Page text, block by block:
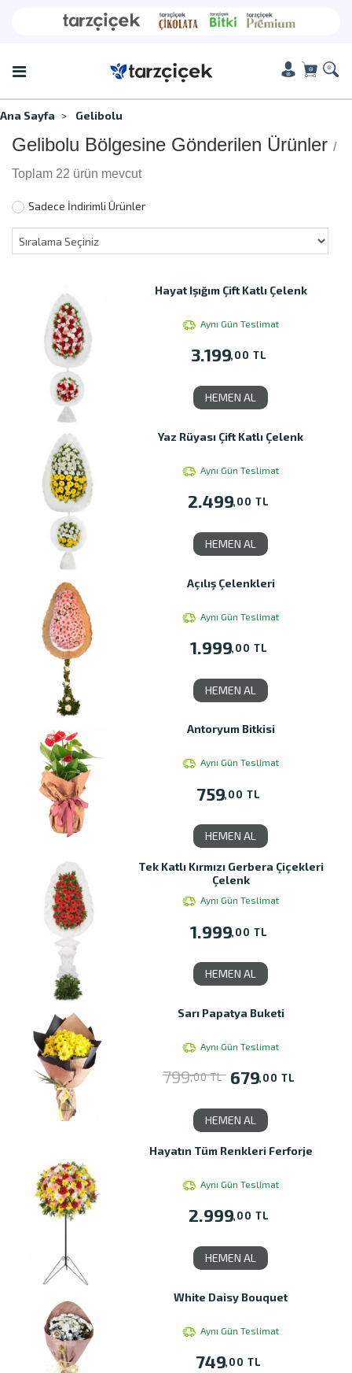
Ana Sayfa Gelibolu
Gelibolu Bölgesine Gönderilen Ürünler /
Toplam 22 ürün mevcut
Sadece İndirimli Ürünler
Hayat Işığım Çift Katlı Çelenk
Aynı Gün Teslimat
3.199,00 TL
HEMEN AL
Yaz Rüyası Çift Katlı Çelenk
Aynı Gün Teslimat
2.499,00 TL
HEMEN AL
Açılış Çelenkleri
Aynı Gün Teslimat
1.999,00 TL
HEMEN AL
Antoryum Bitkisi
Aynı Gün Teslimat
759,00 TL
HEMEN AL
Tek Katlı Kırmızı Gerbera Çiçekleri
Çelenk
Aynı Gün Teslimat
1.999,00 TL
HEMEN AL
Sarı Papatya Buketi
Aynı Gün Teslimat
799,00 TL 679,00 TL
HEMEN AL
Hayatın Tüm Renkleri Ferforje
Aynı Gün Teslimat
2.999,00 TL
HEMEN AL
White Daisy Bouquet
Aynı Gün Teslimat
749,00 TL